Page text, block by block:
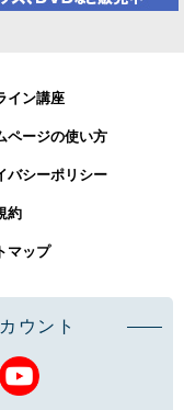
イン講座
ページの使い方
バシーポリシー
約
マップ
ウント